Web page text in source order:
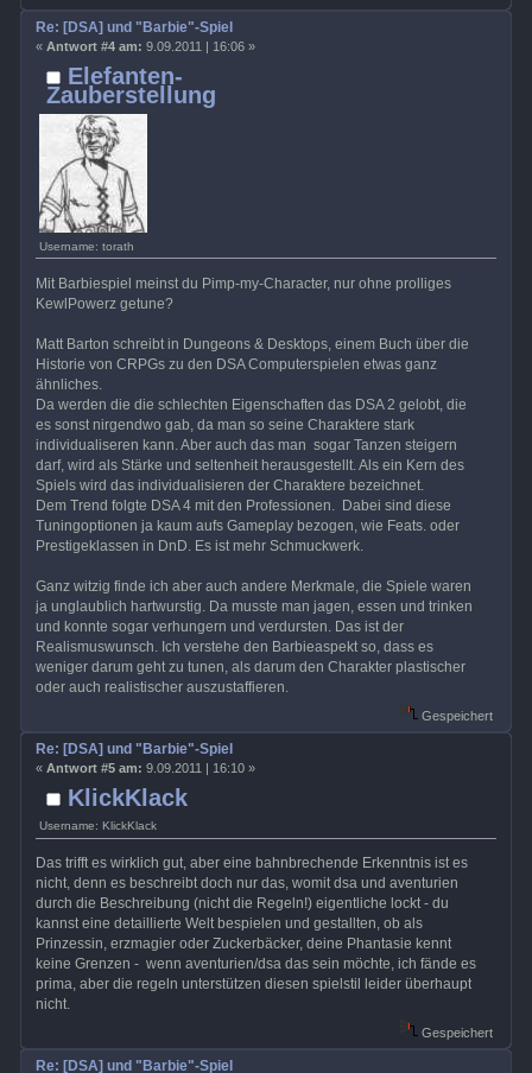
Elefanten-
Zauberstellung
Username: torath
Re: [DSA] und "Barbie"-Spiel
« Antwort #4 am: 9.09.2011 | 16:06 »
Mit Barbiespiel meinst du Pimp-my-Character, nur ohne prolliges
KewlPowerz getune?
Matt Barton schreibt in Dungeons & Desktops, einem Buch über die
Historie von CRPGs zu den DSA Computerspielen etwas ganz
ähnliches.
Da werden die die schlechten Eigenschaften das DSA 2 gelobt, die
es sonst nirgendwo gab, da man so seine Charaktere stark
individualiseren kann. Aber auch das man sogar Tanzen steigern
darf, wird als Stärke und seltenheit herausgestellt. Als ein Kern des
Spiels wird das individualisieren der Charaktere bezeichnet.
Dem Trend folgte DSA 4 mit den Professionen. Dabei sind diese
Tuningoptionen ja kaum aufs Gameplay bezogen, wie Feats. oder
Prestigeklassen in DnD. Es ist mehr Schmuckwerk.
Ganz witzig finde ich aber auch andere Merkmale, die Spiele waren
ja unglaublich hartwurstig. Da musste man jagen, essen und trinken
und konnte sogar verhungern und verdursten. Das ist der
Realismuswunsch. Ich verstehe den Barbieaspekt so, dass es
weniger darum geht zu tunen, als darum den Charakter plastischer
oder auch realistischer auszustaffieren.
Gespeichert
KlickKlack
Username: KlickKlack
Re: [DSA] und "Barbie"-Spiel
« Antwort #5 am: 9.09.2011 | 16:10 »
Das trifft es wirklich gut, aber eine bahnbrechende Erkenntnis ist es
nicht, denn es beschreibt doch nur das, womit dsa und aventurien
durch die Beschreibung (nicht die Regeln!) eigentliche lockt - du
kannst eine detaillierte Welt bespielen und gestallten, ob als
Prinzessin, erzmagier oder Zuckerbäcker, deine Phantasie kennt
keine Grenzen - wenn aventurien/dsa das sein möchte, ich fände es
prima, aber die regeln unterstützen diesen spielstil leider überhaupt
nicht.
Gespeichert
Re: [DSA] und "Barbie"-Spiel